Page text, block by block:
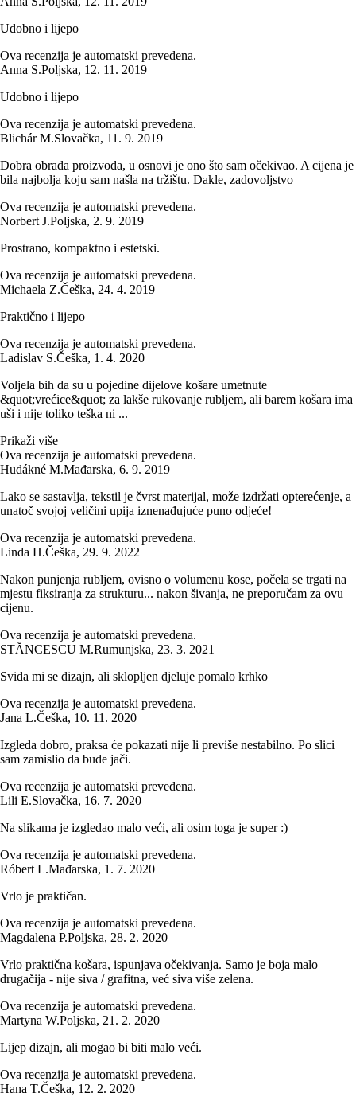
Udobno i lijepo
Ova recenzija je automatski prevedena.
Anna S.Poljska, 12. 11. 2019
Udobno i lijepo
Ova recenzija je automatski prevedena.
Blichár M.Slovačka, 11. 9. 2019
Dobra obrada proizvoda, u osnovi je ono što sam očekivao. A cijena je
bila najbolja koju sam našla na tržištu. Dakle, zadovoljstvo
Ova recenzija je automatski prevedena.
Norbert J.Poljska, 2. 9. 2019
Prostrano, kompaktno i estetski.
Ova recenzija je automatski prevedena.
Michaela Z.Češka, 24. 4. 2019
Praktično i lijepo
Ova recenzija je automatski prevedena.
Ladislav S.Češka, 1. 4. 2020
Voljela bih da su u pojedine dijelove košare umetnute
&quot;vrećice&quot; za lakše rukovanje rubljem, ali barem košara ima
uši i nije toliko teška ni ...
Prikaži više
Ova recenzija je automatski prevedena.
Hudákné M.Mađarska, 6. 9. 2019
Lako se sastavlja, tekstil je čvrst materijal, može izdržati opterećenje, a
unatoč svojoj veličini upija iznenađujuće puno odjeće!
Ova recenzija je automatski prevedena.
Linda H.Češka, 29. 9. 2022
Nakon punjenja rubljem, ovisno o volumenu kose, počela se trgati na
mjestu fiksiranja za strukturu... nakon šivanja, ne preporučam za ovu
cijenu.
Ova recenzija je automatski prevedena.
STĂNCESCU M.Rumunjska, 23. 3. 2021
Sviđa mi se dizajn, ali sklopljen djeluje pomalo krhko
Ova recenzija je automatski prevedena.
Jana L.Češka, 10. 11. 2020
Izgleda dobro, praksa će pokazati nije li previše nestabilno. Po slici
sam zamislio da bude jači.
Ova recenzija je automatski prevedena.
Lili E.Slovačka, 16. 7. 2020
Na slikama je izgledao malo veći, ali osim toga je super :)
Ova recenzija je automatski prevedena.
Róbert L.Mađarska, 1. 7. 2020
Vrlo je praktičan.
Ova recenzija je automatski prevedena.
Magdalena P.Poljska, 28. 2. 2020
Vrlo praktična košara, ispunjava očekivanja. Samo je boja malo
drugačija - nije siva / grafitna, već siva više zelena.
Ova recenzija je automatski prevedena.
Martyna W.Poljska, 21. 2. 2020
Lijep dizajn, ali mogao bi biti malo veći.
Ova recenzija je automatski prevedena.
Hana T.Češka, 12. 2. 2020